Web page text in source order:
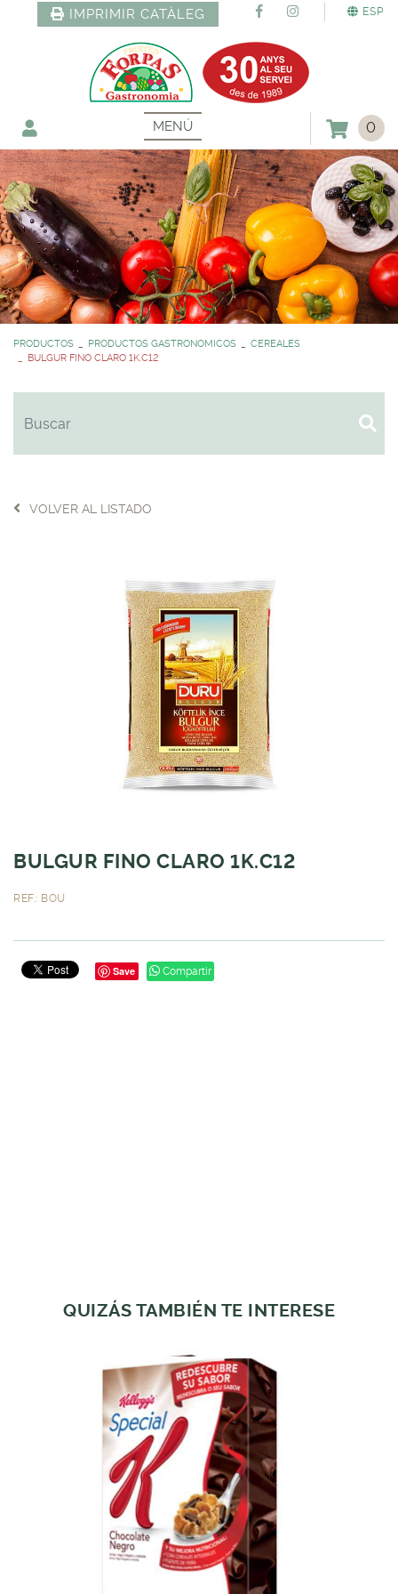
ESP
IMPRIMIR CATÀLEG
MENÚ 0
PRODUCTOS PRODUCTOS GASTRONOMICOS
CEREALES
BULGUR FINO CLARO 1K.C12
VOLVER AL LISTADO
BULGUR FINO CLARO 1K.C12
REF.: BOU
Save Compartir
QUIZÁS TAMBIÉN TE INTERESE